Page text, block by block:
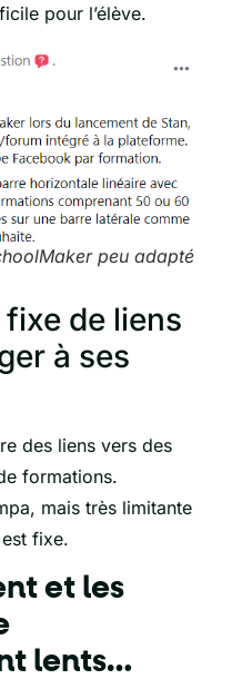
pour l’élève.
peu adapté
de liens
à ses
des liens vers des
formations.
mais très limitante
fixe.
et les
lents…